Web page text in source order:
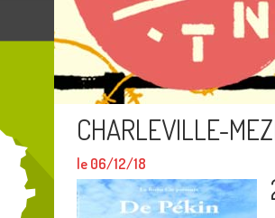
CHARLEVILLE-
le 06/12/18